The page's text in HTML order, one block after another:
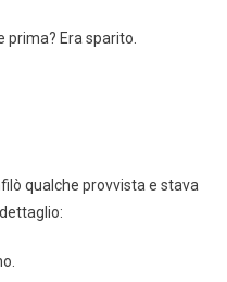
prima? Era sparito.
qualche provvista e stava